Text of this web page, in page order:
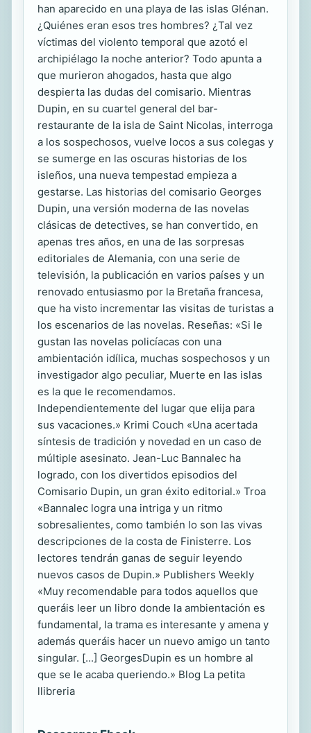
han aparecido en una playa de las islas Glénan.
¿Quiénes eran esos tres hombres? ¿Tal vez
víctimas del violento temporal que azotó el
archipiélago la noche anterior? Todo apunta a
que murieron ahogados, hasta que algo
despierta las dudas del comisario. Mientras
Dupin, en su cuartel general del bar-
restaurante de la isla de Saint Nicolas, interroga
a los sospechosos, vuelve locos a sus colegas y
se sumerge en las oscuras historias de los
isleños, una nueva tempestad empieza a
gestarse. Las historias del comisario Georges
Dupin, una versión moderna de las novelas
clásicas de detectives, se han convertido, en
apenas tres años, en una de las sorpresas
editoriales de Alemania, con una serie de
televisión, la publicación en varios países y un
renovado entusiasmo por la Bretaña francesa,
que ha visto incrementar las visitas de turistas a
los escenarios de las novelas. Reseñas: «Si le
gustan las novelas policíacas con una
ambientación idílica, muchas sospechosos y un
investigador algo peculiar, Muerte en las islas
es la que le recomendamos.
Independientemente del lugar que elija para
sus vacaciones.» Krimi Couch «Una acertada
síntesis de tradición y novedad en un caso de
múltiple asesinato. Jean-Luc Bannalec ha
logrado, con los divertidos episodios del
Comisario Dupin, un gran éxito editorial.» Troa
«Bannalec logra una intriga y un ritmo
sobresalientes, como también lo son las vivas
descripciones de la costa de Finisterre. Los
lectores tendrán ganas de seguir leyendo
nuevos casos de Dupin.» Publishers Weekly
«Muy recomendable para todos aquellos que
queráis leer un libro donde la ambientación es
fundamental, la trama es interesante y amena y
además queráis hacer un nuevo amigo un tanto
singular. [...] GeorgesDupin es un hombre al
que se le acaba queriendo.» Blog La petita
llibreria